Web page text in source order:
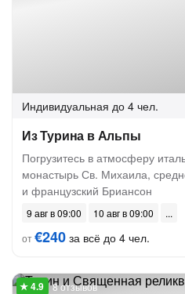
Индивидуальная до 4 чел.
Из Турина в Альпы
Погрузитесь в атмосферу
монастырь Св. Михаила,
и французский Бриансон
9 авг в 09:00
10 авг в 09:00
от€240 за всё до 4 чел.
8 отзывов